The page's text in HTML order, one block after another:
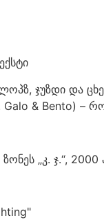
ჯუზდი და
Galo & Bento) –
ზონეს „კ. ჯ.“,